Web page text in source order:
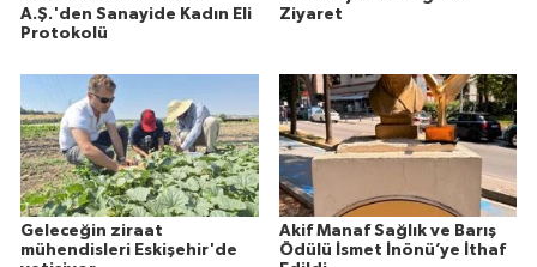
A.Ş.'den Sanayide Kadın Eli
Protokolü
Ziyaret
Geleceğin ziraat
mühendisleri Eskişehir'de
Akif Manaf Sağlık ve Barış
Ödülü İsmet İnönü’ye İthaf